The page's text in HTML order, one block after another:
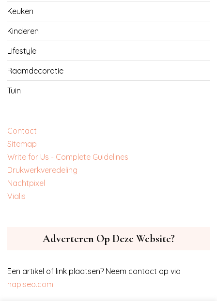
Keuken
Kinderen
Lifestyle
Raamdecoratie
Tuin
Contact
Sitemap
Write for Us - Complete Guidelines
‎Drukwerkveredeling
‎Nachtpixel
‎Vialis
Adverteren Op Deze Website?
Een artikel of link plaatsen? Neem contact op via
napiseo.com.